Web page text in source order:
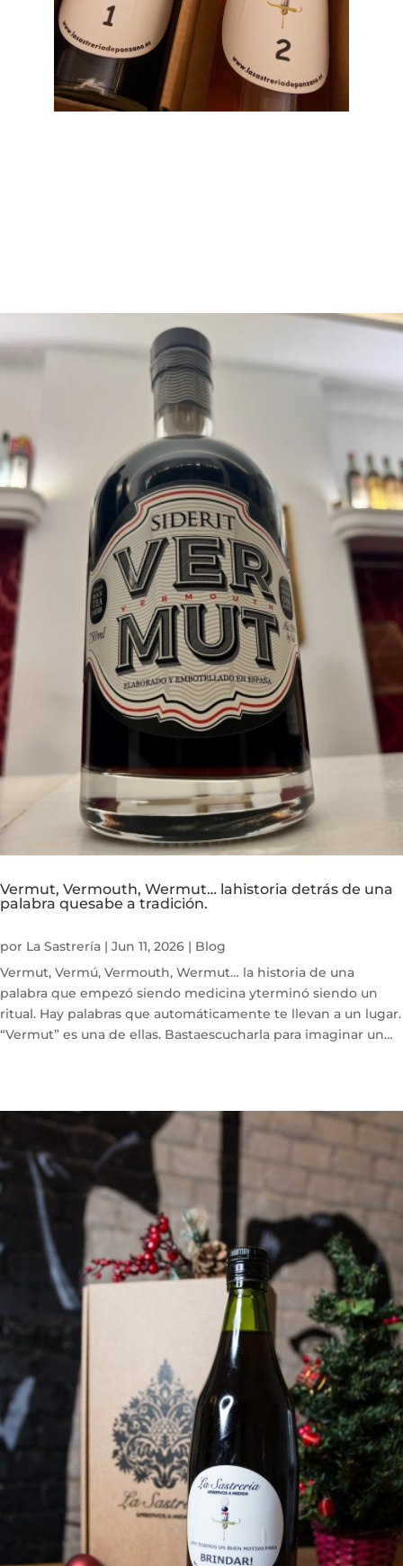
Vermut, Vermouth, Wermut… lahistoria detrás de una
palabra quesabe a tradición.
por La Sastrería | Jun 11, 2026 | Blog
Vermut, Vermú, Vermouth, Wermut… la historia de una
palabra que empezó siendo medicina yterminó siendo un
ritual. Hay palabras que automáticamente te llevan a un lugar.
“Vermut” es una de ellas. Bastaescucharla para imaginar un